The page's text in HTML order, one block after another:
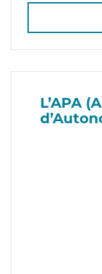
L’APA